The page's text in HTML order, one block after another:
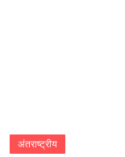
राज्य
अंतराष्ट्रीय